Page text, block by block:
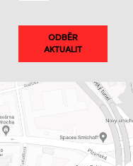
ODBĚR
AKTUALIT